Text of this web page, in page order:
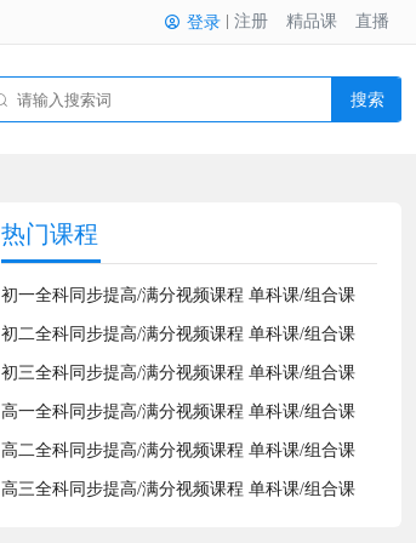
登录 注册 精品课 直播
搜索
热门课程
初一全科同步提高/满分视频课程 单科课/组合课
初二全科同步提高/满分视频课程 单科课/组合课
初三全科同步提高/满分视频课程 单科课/组合课
高一全科同步提高/满分视频课程 单科课/组合课
高二全科同步提高/满分视频课程 单科课/组合课
高三全科同步提高/满分视频课程 单科课/组合课